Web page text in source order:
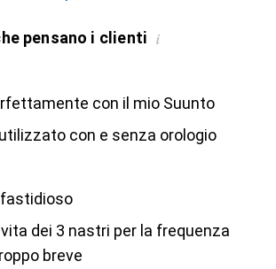
pensano i clienti i
con il mio Suunto
con e senza orologio
dei 3 nastri per la frequenza
breve